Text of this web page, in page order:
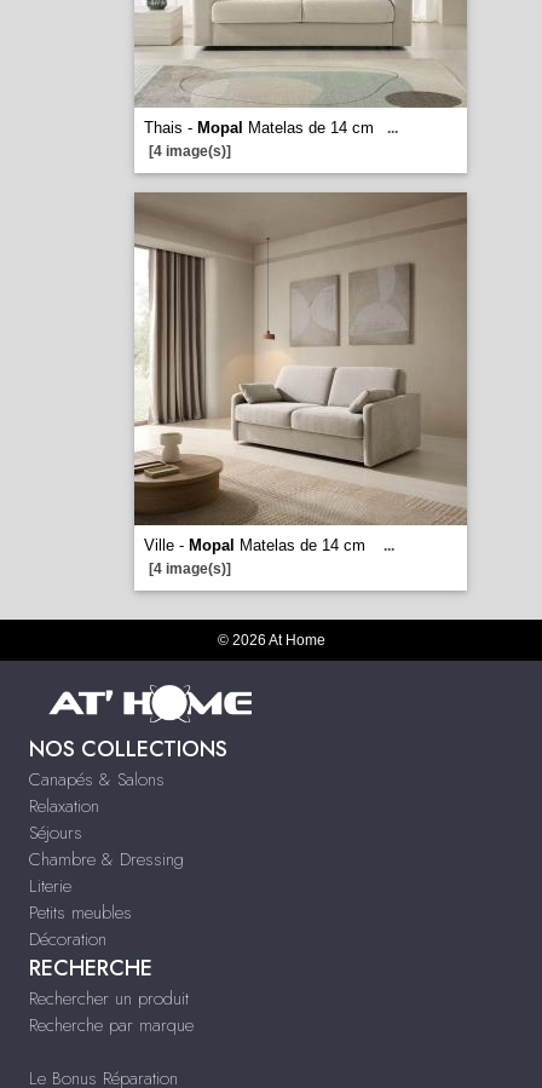
Thais - Mopal Matelas de 14 cm
...
[4 image(s)]
Ville - Mopal Matelas de 14 cm
...
[4 image(s)]
© 2026 At Home
NOS COLLECTIONS
Canapés & Salons
Relaxation
Séjours
Chambre & Dressing
Literie
Petits meubles
Décoration
RECHERCHE
Rechercher un produit
Recherche par marque
Le Bonus Réparation